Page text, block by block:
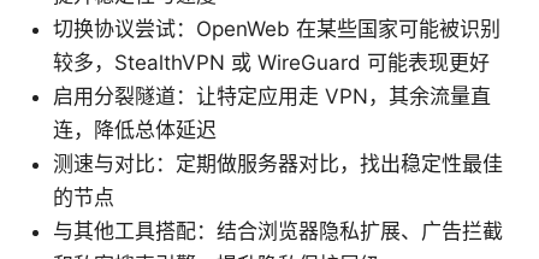
切换协议尝试：OpenWeb 在某些国家可能被识别
较多，StealthVPN 或 WireGuard 可能表现更好
启用分裂隧道：让特定应用走 VPN，其余流量直
连，降低总体延迟
测速与对比：定期做服务器对比，找出稳定性最佳
的节点
与其他工具搭配：结合浏览器隐私扩展、广告拦截